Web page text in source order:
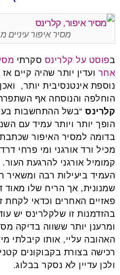
מסיר איפור עיניים
בפוסט על קלרינס סקרתי
אחר ועדין יותר שהיה קיים
נוספת אינטנסיבית יותר,
הוחלפה והנוסחה אף
קלרינס “בשל ההתחשבות
הופך יותר ויותר עמיד עם
בדומה למסיר האיפור
מכיל ורד אורגני ומי פרחי
קמומיל אורגני להרגעת
העמיד ביעילות רבה ומשאיר
שמנונית, אך הריח שלו מאוד
פאזיים האחרים וכדאי לקחת
בהזדמנות זו שלקלרינס יש
ומרענן יותר ששווה בדיקה
האהובה עליי, אותו קיבלתי
רכישה בצורת בקבוקונים
ולכן עדיין לא נסקר בבלוג.